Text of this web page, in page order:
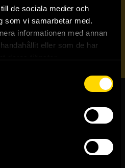
de sociala medier och
som vi samarbetar med.
informationen med annan
eller som de harSkicka